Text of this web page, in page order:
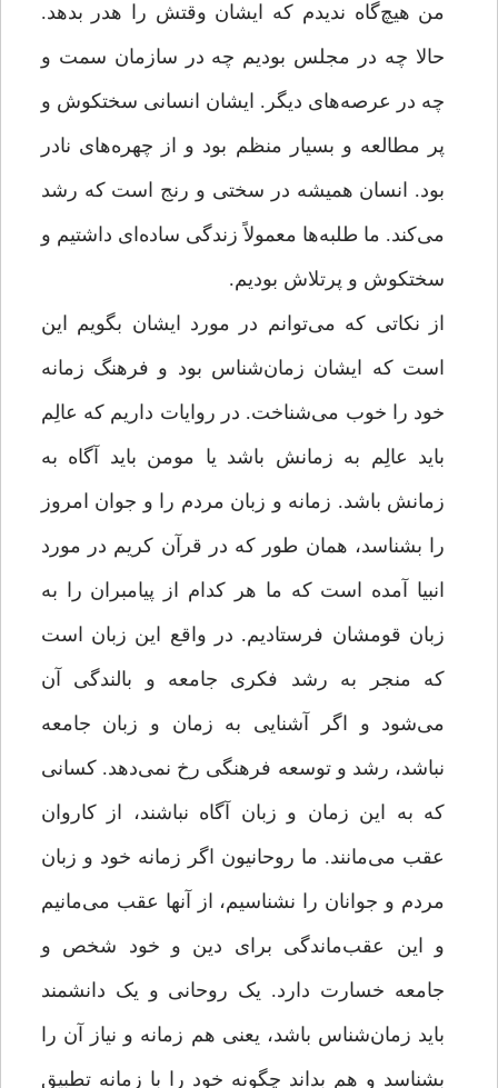
من هیچ‌گاه ندیدم که ایشان وقتش را هدر بدهد.
حالا چه در مجلس بودیم چه در سازمان سمت و
چه در عرصه‌های دیگر. ایشان انسانی سختکوش و
پر مطالعه و بسیار منظم بود و از چهره‌های نادر
بود. انسان همیشه در سختی و رنج است که رشد
می‌کند. ما طلبه‌ها معمولاً زندگی ساده‌ای داشتیم و
سختکوش و پرتلاش بودیم.
از نکاتی که می‌توانم در مورد ایشان بگویم این
است که ایشان زمان‌شناس بود و فرهنگ زمانه
خود را خوب می‌شناخت. در روایات داریم که عالِم
باید عالِم به زمانش باشد یا مومن باید آگاه به
زمانش باشد. زمانه و زبان مردم را و جوان امروز
را بشناسد، همان طور که در قرآن کریم در مورد
انبیا آمده است که ما هر کدام از پیامبران را به
زبان قومشان فرستادیم. در واقع این زبان است
که منجر به رشد فکری جامعه و بالندگی آن
می‌شود و اگر آشنایی به زمان و زبان جامعه
نباشد، رشد و توسعه فرهنگی رخ نمی‌دهد. کسانی
که به این زمان و زبان آگاه نباشند، از کاروان
عقب می‌مانند. ما روحانیون اگر زمانه خود و زبان
مردم و جوانان را نشناسیم، از آنها عقب می‌مانیم
و این عقب‌ماندگی برای دین و خود شخص و
جامعه خسارت دارد. یک روحانی و یک دانشمند
باید زمان‌شناس باشد، یعنی هم زمانه و نیاز آن را
بشناسد و هم بداند چگونه خود را با زمانه تطبیق